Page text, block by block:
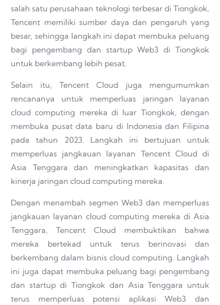
salah satu perusahaan teknologi terbesar di Tiongkok,
Tencent memiliki sumber daya dan pengaruh yang
besar, sehingga langkah ini dapat membuka peluang
bagi pengembang dan startup Web3 di Tiongkok
untuk berkembang lebih pesat.
Selain itu, Tencent Cloud juga mengumumkan
rencananya untuk memperluas jaringan layanan
cloud computing mereka di luar Tiongkok, dengan
membuka pusat data baru di Indonesia dan Filipina
pada tahun 2023. Langkah ini bertujuan untuk
memperluas jangkauan layanan Tencent Cloud di
Asia Tenggara dan meningkatkan kapasitas dan
kinerja jaringan cloud computing mereka.
Dengan menambah segmen Web3 dan memperluas
jangkauan layanan cloud computing mereka di Asia
Tenggara, Tencent Cloud membuktikan bahwa
mereka bertekad untuk terus berinovasi dan
berkembang dalam bisnis cloud computing. Langkah
ini juga dapat membuka peluang bagi pengembang
dan startup di Tiongkok dan Asia Tenggara untuk
terus memperluas potensi aplikasi Web3 dan